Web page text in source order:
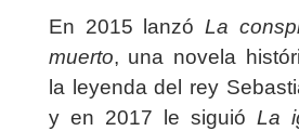
En 2015 lanzó La
muerto, una novela
la leyenda del rey
y en 2017 le siguióLa